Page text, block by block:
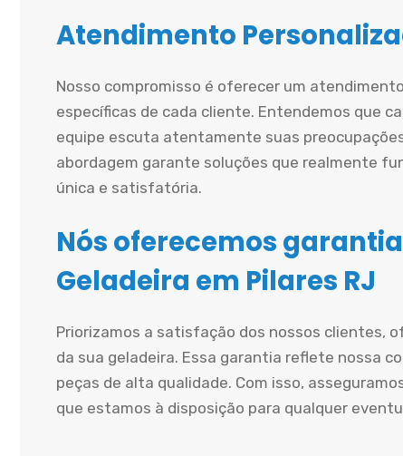
Atendimento
Nosso compromisso é oferecer um
específicas de cada cliente. Entendemos que
equipe escuta atentamente suas
abordagem garante soluções que realmente
única e satisfatória.
Nós oferecemos
Geladeira em Pilares RJ
Priorizamos a satisfação dos nossos clientes,
da sua geladeira. Essa garantia reflete nossa
peças de alta qualidade. Com isso,
que estamos à disposição para qualquer